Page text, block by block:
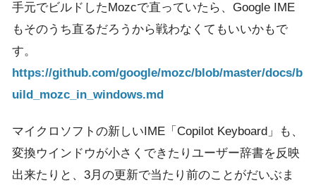
手元でビルドしたMozcで直っていたら、Google IME
もそのうち直るだろうから戦わなくてもいいかもで
す。
https://github.com/google/mozc/blob/master/docs/b
uild_mozc_in_windows.md
マイクロソフトの新しいIME「Copilot Keyboard」も、
変換ウインドウが小さくできたりユーザー辞書を反映
出来たりと、3月の更新で当たり前のことがだいぶま